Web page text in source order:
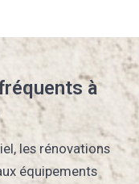
à
les rénovations
équipements